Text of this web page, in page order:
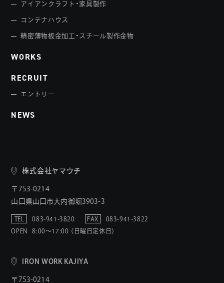
アイアンクラフト・家具製作
コンテナハウス
精密薄物板金加工・スチール製作金物
WORKS
RECRUIT
エントリー
NEWS
株式会社ヤマウチ
〒753-0214
山口県山口市大内御堀3903-3
TEL 083-941-3820 FAX
083-941-3822
OPEN
8:00〜17:00 （日曜日定休日）
IRON WORK KAJIYA
〒753-0214